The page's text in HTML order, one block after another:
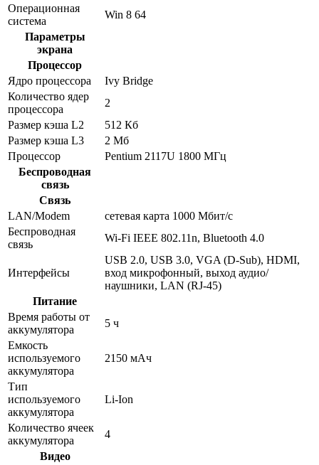
Операционная
система
Win 8 64
Параметры
экрана
Процессор
Ядро процессора
Ivy Bridge
Количество ядер
процессора
2
Размер кэша L2
512 Кб
Размер кэша L3
2 Мб
Процессор
Pentium 2117U 1800 МГц
Беспроводная
связь
Связь
LAN/Modem
сетевая карта 1000 Мбит/c
Беспроводная
связь
Wi-Fi IEEE 802.11n, Bluetooth 4.0
Интерфейсы
USB 2.0, USB 3.0, VGA (D-Sub), HDMI,
вход микрофонный, выход аудио/
наушники, LAN (RJ-45)
Питание
Время работы от
аккумулятора
5 ч
Емкость
используемого
аккумулятора
2150 мАч
Тип
используемого
аккумулятора
Li-Ion
Количество ячеек
аккумулятора
4
Видео